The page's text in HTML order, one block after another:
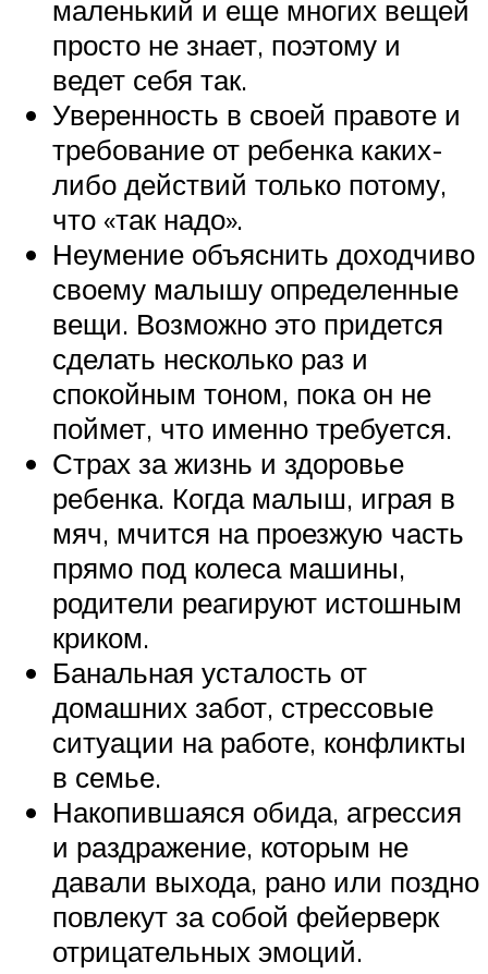
маленький и еще многих вещей
просто не знает, поэтому и
ведет себя так.
Уверенность в своей правоте и
требование от ребенка каких-
либо действий только потому,
что «так надо».
Неумение объяснить доходчиво
своему малышу определенные
вещи. Возможно это придется
сделать несколько раз и
спокойным тоном, пока он не
поймет, что именно требуется.
Страх за жизнь и здоровье
ребенка. Когда малыш, играя в
мяч, мчится на проезжую часть
прямо под колеса машины,
родители реагируют истошным
криком.
Банальная усталость от
домашних забот, стрессовые
ситуации на работе, конфликты
в семье.
Накопившаяся обида, агрессия
и раздражение, которым не
давали выхода, рано или поздно
повлекут за собой фейерверк
отрицательных эмоций.